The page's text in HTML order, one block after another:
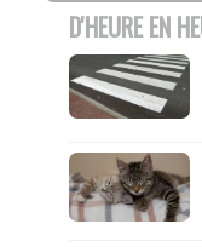
D'HEURE EN